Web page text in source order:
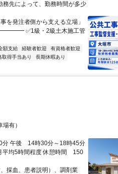
先によって、勤務時間が多少
を発注者側から支える立場」
✅1級・2級土木施工管
額支給 経験者歓迎
有資格者歓迎
取得手当あり
長期休暇あり
料駐車場有）
分 午後 14時30分～18時45分
平均5時間程度 休憩時間 150
採血、患者説明）、調剤業